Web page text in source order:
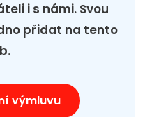
i s námi. Svou
přidat na tento
výmluvu